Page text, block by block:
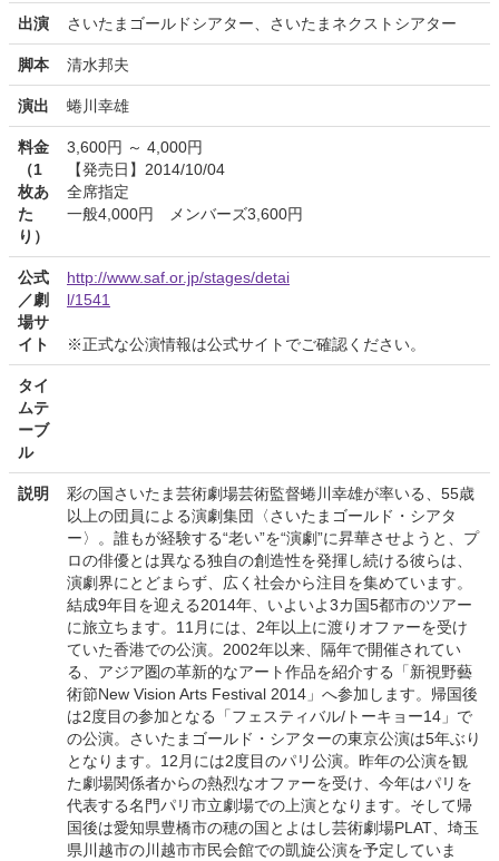
出演 さいたまゴールドシアター、さいたまネクストシアター
脚本 清水邦夫
演出 蜷川幸雄
料金
（1
枚あ
た
り）
3,600円 ～ 4,000円
【発売日】2014/10/04
全席指定
一般4,000円 メンバーズ3,600円
公式
／劇
場サ
イト
http://www.saf.or.jp/stages/detai
l/1541
※正式な公演情報は公式サイトでご確認ください。
タイ
ムテ
ーブ
ル
説明
彩の国さいたま芸術劇場芸術監督蜷川幸雄が率いる、55歳
以上の団員による演劇集団〈さいたまゴールド・シアタ
ー〉。誰もが経験する“老い”を“演劇”に昇華させようと、プ
ロの俳優とは異なる独自の創造性を発揮し続ける彼らは、
演劇界にとどまらず、広く社会から注目を集めています。
結成9年目を迎える2014年、いよいよ3カ国5都市のツアー
に旅立ちます。11月には、2年以上に渡りオファーを受け
ていた香港での公演。2002年以来、隔年で開催されてい
る、アジア圏の革新的なアート作品を紹介する「新視野藝
術節New Vision Arts Festival 2014」へ参加します。帰国後
は2度目の参加となる「フェスティバル/トーキョー14」で
の公演。さいたまゴールド・シアターの東京公演は5年ぶり
となります。12月には2度目のパリ公演。昨年の公演を観
た劇場関係者からの熱烈なオファーを受け、今年はパリを
代表する名門パリ市立劇場での上演となります。そして帰
国後は愛知県豊橋市の穂の国とよはし芸術劇場PLAT、埼玉
県川越市の川越市市民会館での凱旋公演を予定していま